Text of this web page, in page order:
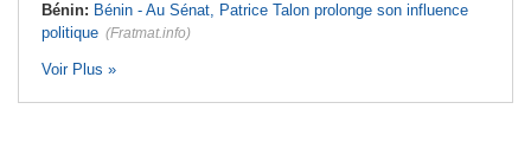
Bénin: Bénin - Au Sénat, Patrice Talon prolonge son influence
politique (Fratmat.info)
Voir Plus »